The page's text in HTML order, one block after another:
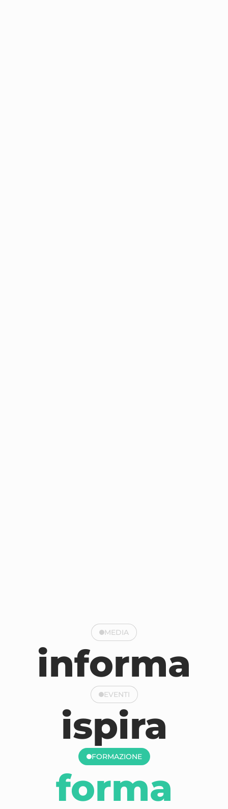
MEDIA
informa
EVENTI
ispira
FORMAZIONE
forma